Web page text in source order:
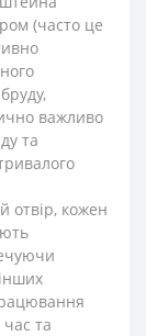
(часто це
важливо
та
отвір, кожен
та